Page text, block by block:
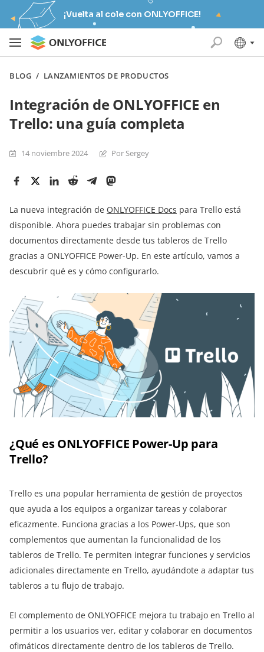
¡Vuelta al cole con ONLYOFFICE!
BLOG / LANZAMIENTOS DE PRODUCTOS
Integración de ONLYOFFICE en
Trello: una guía completa
14 noviembre 2024 Por Sergey
La nueva integración de ONLYOFFICE Docs para Trello está
disponible. Ahora puedes trabajar sin problemas con
documentos directamente desde tus tableros de Trello
gracias a ONLYOFFICE Power-Up. En este artículo, vamos a
descubrir qué es y cómo configurarlo.
¿Qué es ONLYOFFICE Power-Up para
Trello?
Trello es una popular herramienta de gestión de proyectos
que ayuda a los equipos a organizar tareas y colaborar
eficazmente. Funciona gracias a los Power-Ups, que son
complementos que aumentan la funcionalidad de los
tableros de Trello. Te permiten integrar funciones y servicios
adicionales directamente en Trello, ayudándote a adaptar tus
tableros a tu flujo de trabajo.
El complemento de ONLYOFFICE mejora tu trabajo en Trello al
permitir a los usuarios ver, editar y colaborar en documentos
ofimáticos directamente dentro de los tableros de Trello.